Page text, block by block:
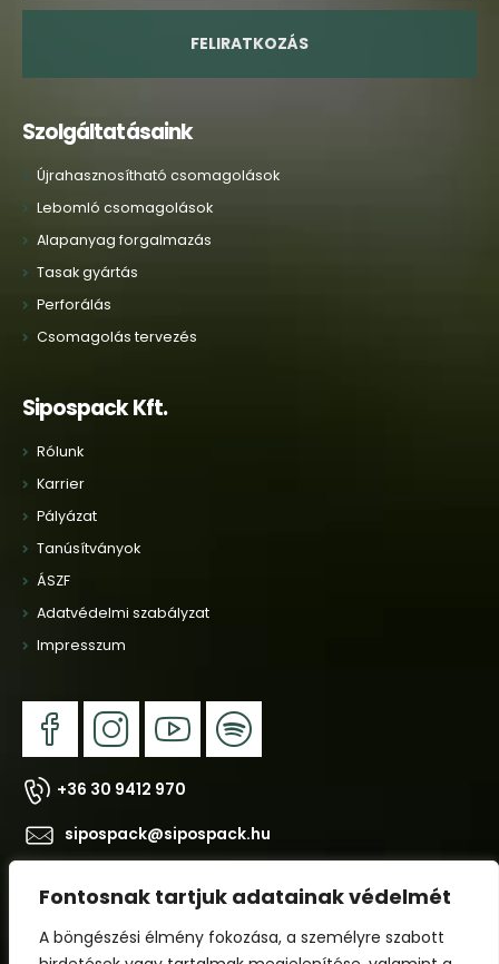
Fontosnak tartjuk adatainak védelmét
A böngészési élmény fokozása, a személyre szabott
Szolgáltatásaink
Újrahasznosítható csomagolások
Lebomló csomagolások
Alapanyag forgalmazás
Tasak gyártás
Perforálás
Csomagolás tervezés
Sipospack Kft.
Rólunk
Karrier
Pályázat
Tanúsítványok
ÁSZF
Adatvédelmi szabályzat
Impresszum
+36 30 9412 970
sipospack@sipospack.hu